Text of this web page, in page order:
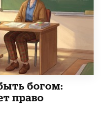
богом:
право